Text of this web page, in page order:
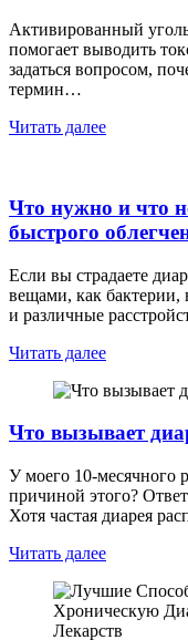
Активированный
помогает выводить
задаться вопросом,
термин…
Читать далее
Что нужно и что
быстрого
Если вы страдаете
вещами, как бактерии,
и различные
Читать далее
Что вызывает
У моего 10-месячного
причиной этого?
Хотя частая диарея
Читать далее